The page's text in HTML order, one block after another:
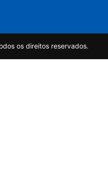
os direitos reservados.